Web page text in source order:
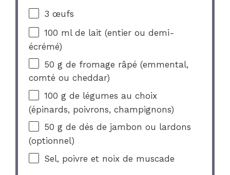
3 œufs
100 ml de lait (entier ou demi-
écrémé)
50 g de fromage râpé (emmental,
comté ou cheddar)
100 g de légumes au choix
(épinards, poivrons, champignons)
50 g de dés de jambon ou lardons
(optionnel)
Sel, poivre et noix de muscade